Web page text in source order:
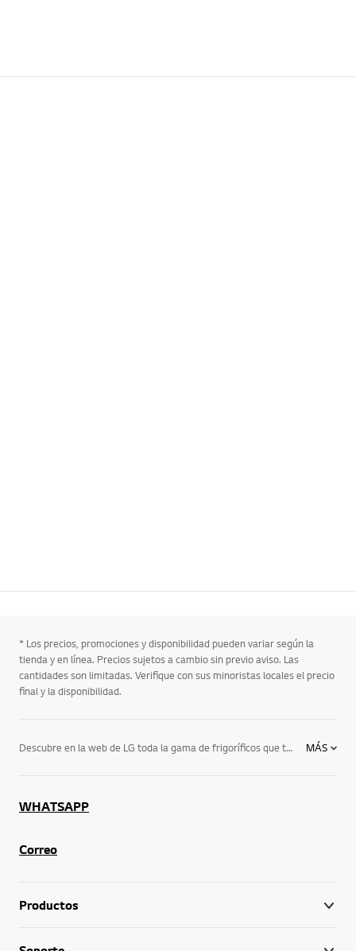
* Los precios, promociones y disponibilidad pueden variar según la
tienda y en línea. Precios sujetos a cambio sin previo aviso. Las
cantidades son limitadas. Verifique con sus minoristas locales el precio
final y la disponibilidad.
Descubre en la web de LG toda la gama de frigoríficos que tenemos para ti. Podrás elegir entre las neveras que te ofrecemos para que disfrutes de la que más se adapte a tus necesidades. Desde frigoríficos combi de 1 puerta hasta frigoríficos americanos o de 2 puertas. Descubre todos los estilos que ofrecemos y las facilidades que incorporan, como el Instaview Door in Door de LG, que te permite observar tus alimentos desde el exterior sin necesidad de abrir la puerta. No esperes más para descubrir todas nuestras gamas de frigoríficos y elige ahora el que más te guste. MÁS
WHATSAPP
Correo
Productos